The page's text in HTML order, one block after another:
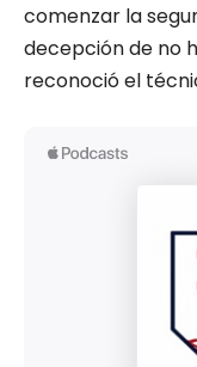
comenzar la
decepción de no
reconoció el